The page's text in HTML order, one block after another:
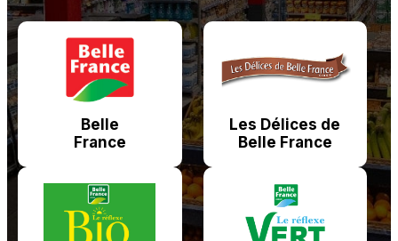
Belle
France
Les Délices de
Belle France